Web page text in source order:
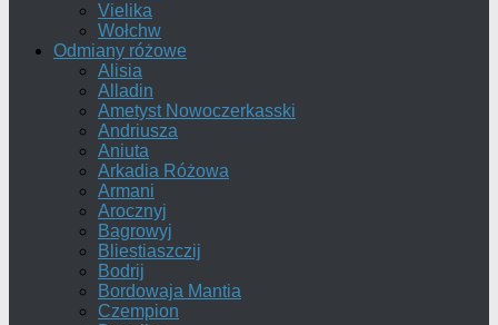
Vielika
Wołchw
Odmiany różowe
Alisia
Alladin
Ametyst Nowoczerkasski
Andriusza
Aniuta
Arkadia Różowa
Armani
Arocznyj
Bagrowyj
Bliestiaszczij
Bodrij
Bordowaja Mantia
Czempion